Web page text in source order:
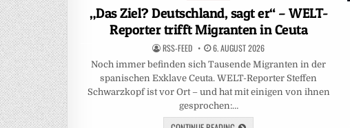
in
„Das Ziel? Deutschland, sagt er“ – WELT-
Reporter trifft Migranten in Ceuta
RSS-FEED 6. AUGUST 2026
Noch immer befinden sich Tausende Migranten in der
spanischen Exklave Ceuta. WELT-Reporter Steffen
Schwarzkopf ist vor Ort – und hat mit einigen von ihnen
gesprochen:…